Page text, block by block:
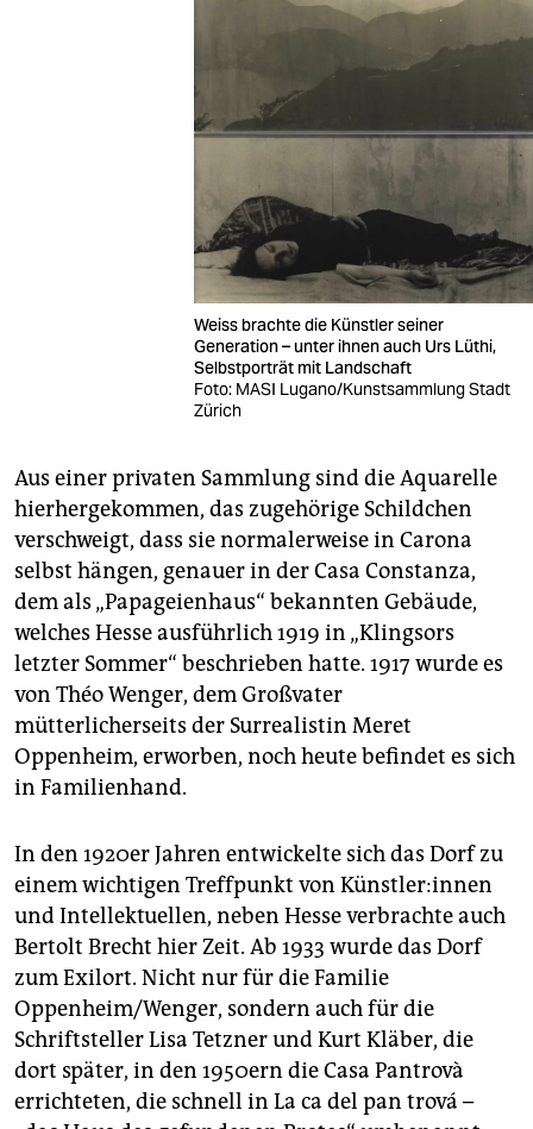
Weiss brachte die Künstler seiner
Generation – unter ihnen auch Urs Lüthi,
Selbstporträt mit Landschaft
Foto: MASI Lugano/Kunstsammlung Stadt
Zürich
Aus einer privaten Sammlung sind die Aquarelle
hierhergekommen, das zugehörige Schildchen
verschweigt, dass sie normalerweise in Carona
selbst hängen, genauer in der Casa Constanza,
dem als „Papageienhaus“ bekannten Gebäude,
welches Hesse ausführlich 1919 in „Klingsors
letzter Sommer“ beschrieben hatte. 1917 wurde es
von Théo Wenger, dem Großvater
mütterlicherseits der Surrealistin Meret
Oppenheim, erworben, noch heute befindet es sich
in Familienhand.
In den 1920er Jahren entwickelte sich das Dorf zu
einem wichtigen Treffpunkt von Künst­le­r:in­nen
und Intellektuellen, neben Hesse verbrachte auch
Bertolt Brecht hier Zeit. Ab 1933 wurde das Dorf
zum Exilort. Nicht nur für die Familie
Oppenheim/Wenger, sondern auch für die
Schriftsteller Lisa Tetzner und Kurt Kläber, die
dort später, in den 1950ern die Casa Pantrovà
errichteten, die schnell in La ca del pan trová –